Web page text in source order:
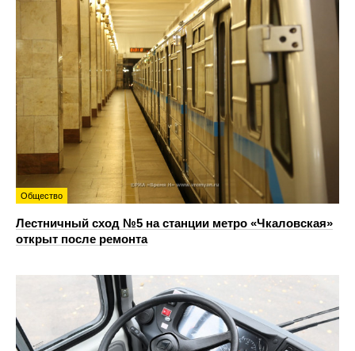
Общество
Лестничный сход №5 на станции метро «Чкаловская»
открыт после ремонта